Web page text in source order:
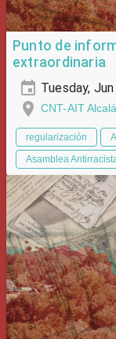
Punto de
extraordinaria
Tuesday,
CNT-AIT
regularización
Asamblea